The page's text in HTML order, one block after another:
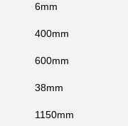
6mm
400mm
600mm
38mm
1150mm